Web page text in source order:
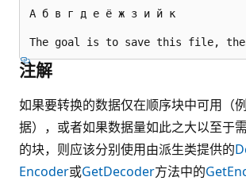
А б в г д е ё ж з и й к
注解
如果要转换的数据仅在顺序块中可用（
据），或者如果数据量如此之大以至于
的块，则应该分别使用由派生类提供的
Encoder或GetDecoder方法中的